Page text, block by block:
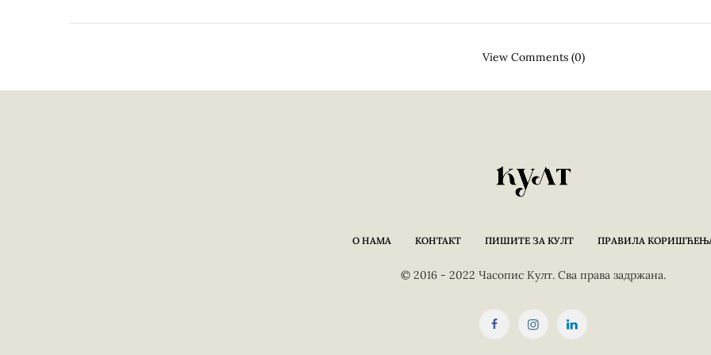
View Comments (0)
О НАМА КОНТАКТ ПИШИТЕ ЗА КУЛТ ПРАВИЛА
© 2016 - 2022 Часопис Култ. Сва права задржана.